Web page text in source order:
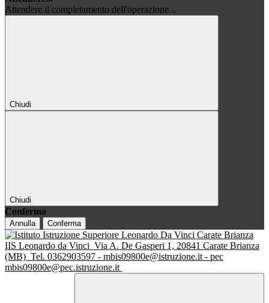
Attendere il completamento dell'operazione...
Chiudi
Chiudi
Conferma
Annulla Conferma
IIS Leonardo da Vinci Via A. De Gasperi 1, 20841 Carate Brianza
(MB) Tel. 0362903597 - mbis09800e@istruzione.it - pec
mbis09800e@pec.istruzione.it